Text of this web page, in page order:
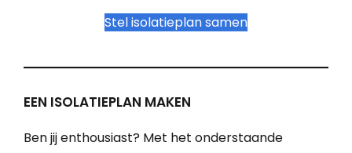
Stel isolatieplan samen
EEN ISOLATIEPLAN MAKEN
Ben jij enthousiast? Met het onderstaande